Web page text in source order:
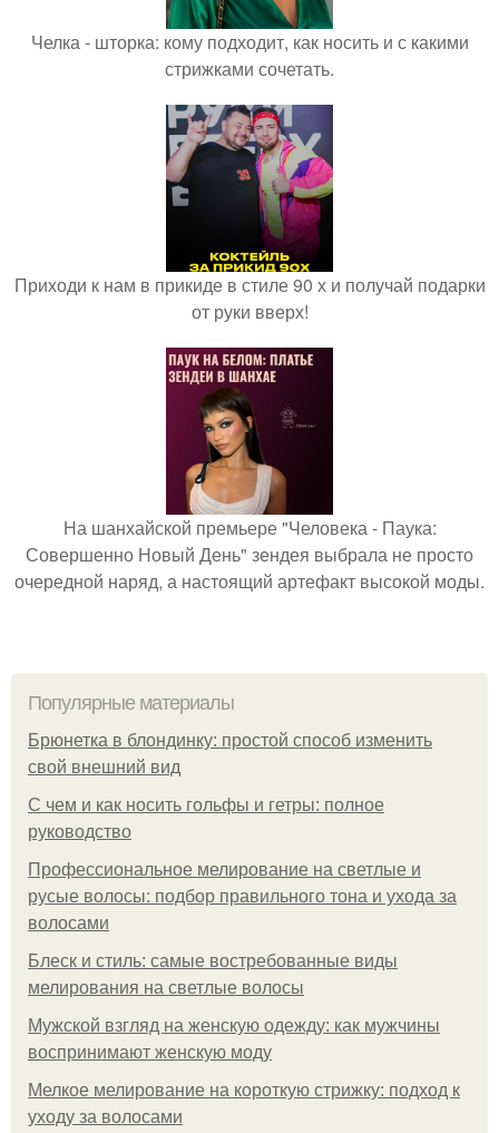
Челка - шторка: кому подходит, как носить и с какими
стрижками сочетать.
Приходи к нам в прикиде в стиле 90 х и получай подарки
от руки вверх!
На шанхайской премьере "Человека - Паука:
Совершенно Новый День" зендея выбрала не просто
очередной наряд, а настоящий артефакт высокой моды.
Популярные материалы
Брюнетка в блондинку: простой способ изменить
свой внешний вид
С чем и как носить гольфы и гетры: полное
руководство
Профессиональное мелирование на светлые и
русые волосы: подбор правильного тона и ухода за
волосами
Блеск и стиль: самые востребованные виды
мелирования на светлые волосы
Мужской взгляд на женскую одежду: как мужчины
воспринимают женскую моду
Мелкое мелирование на короткую стрижку: подход к
уходу за волосами